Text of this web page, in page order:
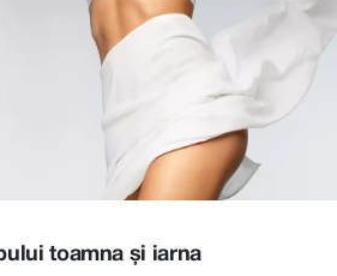
toamna și iarna